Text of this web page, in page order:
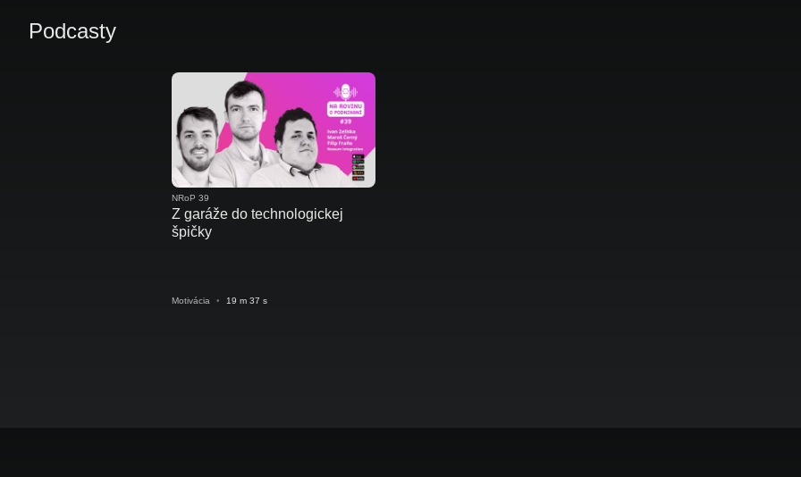
Podcasty
NRoP 39
Z garáže do technologickej
špičky
Motivácia • 19 m 37 s